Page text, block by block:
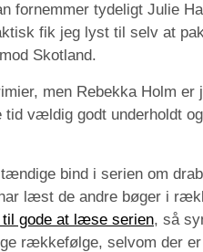
fornemmer tydeligt Julie
fik jeg lyst til selv at
Skotland.
men Rebekka Holm er
tid vældig godt underholdt
bind i serien om
læst de andre bøger i
til gode at læse serien, så
rækkefølge, selvom der